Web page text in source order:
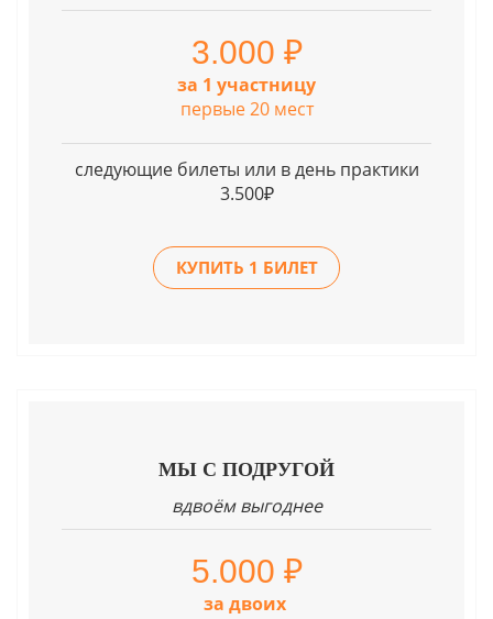
3.000 ₽
за 1 участницу
первые 20 мест
следующие билеты или в день практики
3.500₽
КУПИТЬ 1 БИЛЕТ
МЫ С ПОДРУГОЙ
вдвоём выгоднее
5.000 ₽
за двоих